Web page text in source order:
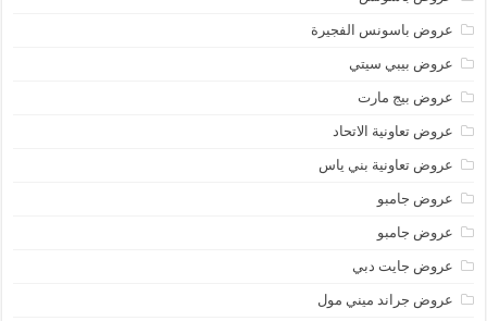
عروض باسونس الفجيرة
عروض بيبي سيتي
عروض بيج مارت
عروض تعاونية الاتحاد
عروض تعاونية بني ياس
عروض جامبو
عروض جامبو
عروض جايت دبي
عروض جراند ميني مول